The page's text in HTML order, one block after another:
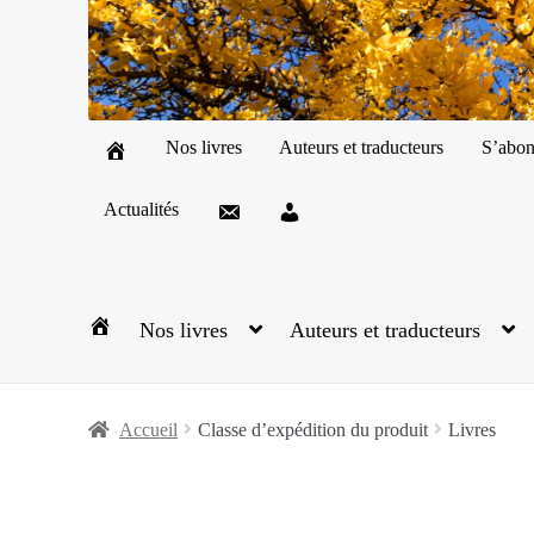
Nos livres Auteurs et traducteurs
Actualités
Nos livres Auteurs et traducteurs
Accueil Classe d’expédition du produit Livres